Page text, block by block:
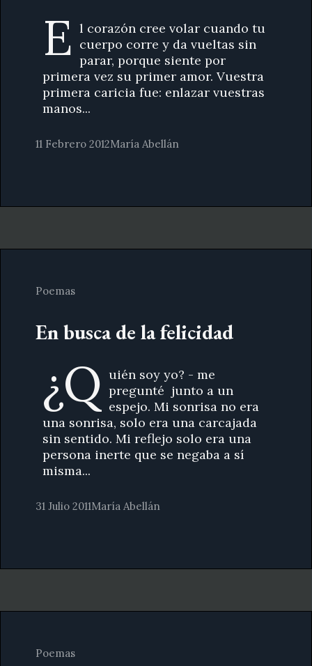
E l corazón cree volar cuando tu
cuerpo corre y da vueltas sin
parar, porque siente por
primera vez su primer amor. Vuestra
primera caricia fue: enlazar vuestras
manos...
11 Febrero 2012María Abellán
Poemas
En busca de la felicidad
¿Q uién soy yo? - me
pregunté junto a un
espejo. Mi sonrisa no era
una sonrisa, solo era una carcajada
sin sentido. Mi reflejo solo era una
persona inerte que se negaba a sí
misma...
31 Julio 2011María Abellán
Poemas